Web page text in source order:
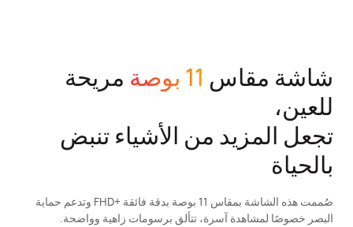
شاشة مقاس 11 بوصة
مريحة
للعين،
تجعل المزيد من الأشياء تنبض
بالحياة
صُممت هذه الشاشة بمقاس 11 بوصة بدقة فائقة +FHD وتدعم حماية
البصر خصوصًا لمشاهدة آسرة، تتألق برسومات زاهية وواضحة.